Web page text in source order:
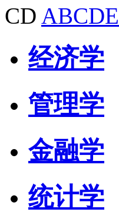
CD ABCDE
经济学
管理学
金融学
统计学